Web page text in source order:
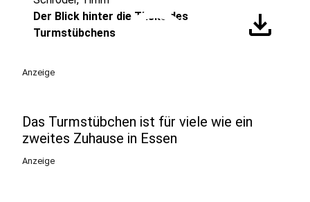
play_circle
Der Blick hinter die Theke des
Turmstübchens
download
Anzeige
Das Turmstübchen ist für viele wie ein
zweites Zuhause in Essen
Anzeige